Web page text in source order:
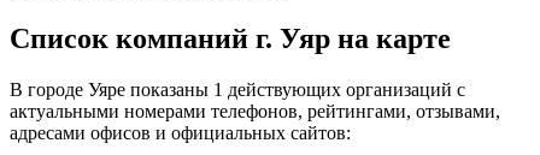
Список компаний г. Уяр на карте
В городе Уяре показаны 1 действующих организаций с
актуальными номерами телефонов, рейтингами, отзывами,
адресами офисов и официальных сайтов: